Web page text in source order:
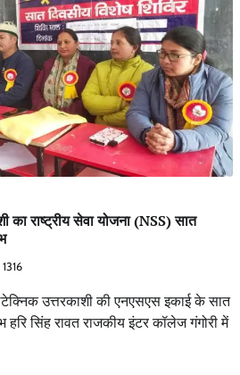
का राष्ट्रीय सेवा योजना (NSS) सात
1316
उत्तरकाशी की एनएसएस इकाई के सात
हरि सिंह रावत राजकीय इंटर कॉलेज गंगोरी में